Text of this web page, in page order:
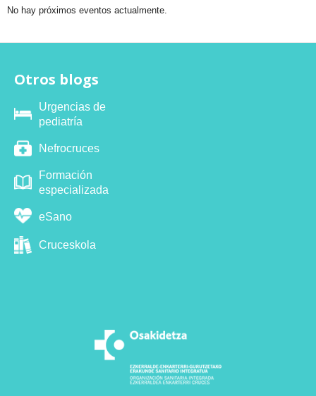
No hay próximos eventos actualmente.
Otros blogs
Urgencias de
pediatría
Nefrocruces
Formación
especializada
eSano
Cruceskola